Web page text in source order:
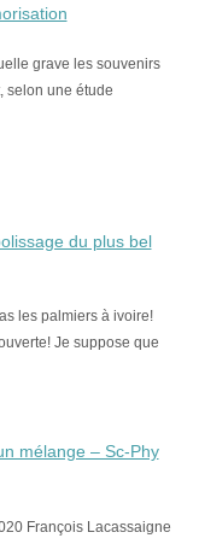
grave les souvenirs
selon une étude
du plus bel
les palmiers à ivoire!
Je suppose que
mélange – Sc-Phy
François Lacassaigne